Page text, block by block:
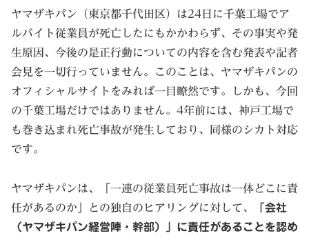
ヤマザキパン（東京都千代田区）は24日に千葉工場でア
ルバイト従業員が死亡したにもかかわらず、その事実や発
生原因、今後の是正行動についての内容を含む発表や記者
会見を一切行っていません。このことは、ヤマザキパンの
オフィシャルサイトをみれば一目瞭然です。しかも、今回
の千葉工場だけではありません。4年前には、神戸工場で
も巻き込まれ死亡事故が発生しており、同様のシカト対応
です。
ヤマザキパンは、「一連の従業員死亡事故は一体どこに責
任があるのか」との独自のヒアリングに対して、
「会社
（ヤマザキパン経営陣・幹部）」に責任があることを認め